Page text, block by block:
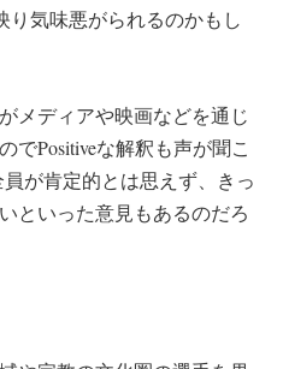
り気味悪がられるのかもし
メディアや映画などを通じ
でPositiveな解釈も声が聞こ
が肯定的とは思えず、きっ
といった意見もあるのだろ